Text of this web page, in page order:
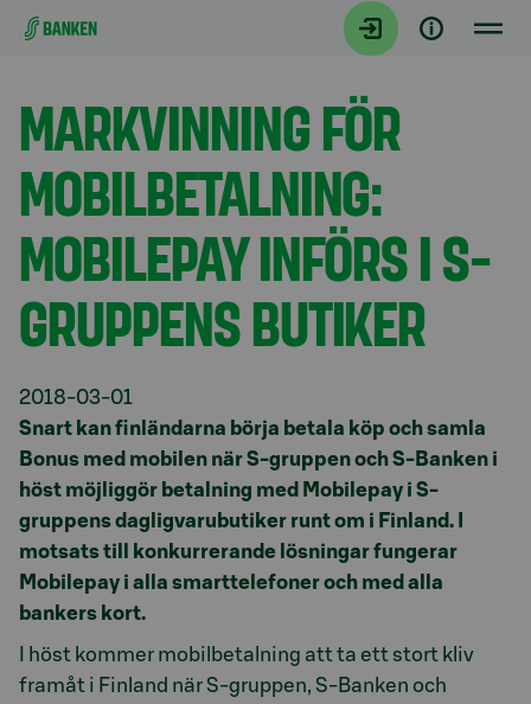
Gå direkt till innehållet
Aktuellt
MARKVINNING FÖR
MOBILBETALNING:
MOBILEPAY INFÖRS I S-
GRUPPENS BUTIKER
2018-03-01
Snart kan finländarna börja betala köp och samla
Bonus med mobilen när S-gruppen och S-Banken i
höst möjliggör betalning med Mobilepay i S-
gruppens dagligvarubutiker runt om i Finland. I
motsats till konkurrerande lösningar fungerar
Mobilepay i alla smarttelefoner och med alla
bankers kort.
I höst kommer mobilbetalning att ta ett stort kliv
framåt i Finland när S-gruppen, S-Banken och